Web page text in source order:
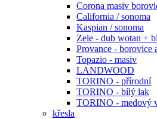
Corona masiv
California / sonoma
Kaspian / sonoma
Zele - dub wotan +
Provance - borovice
Topazio - masiv
LANDWOOD
TORINO - přírodní
TORINO - bílý lak
TORINO - medový
křesla